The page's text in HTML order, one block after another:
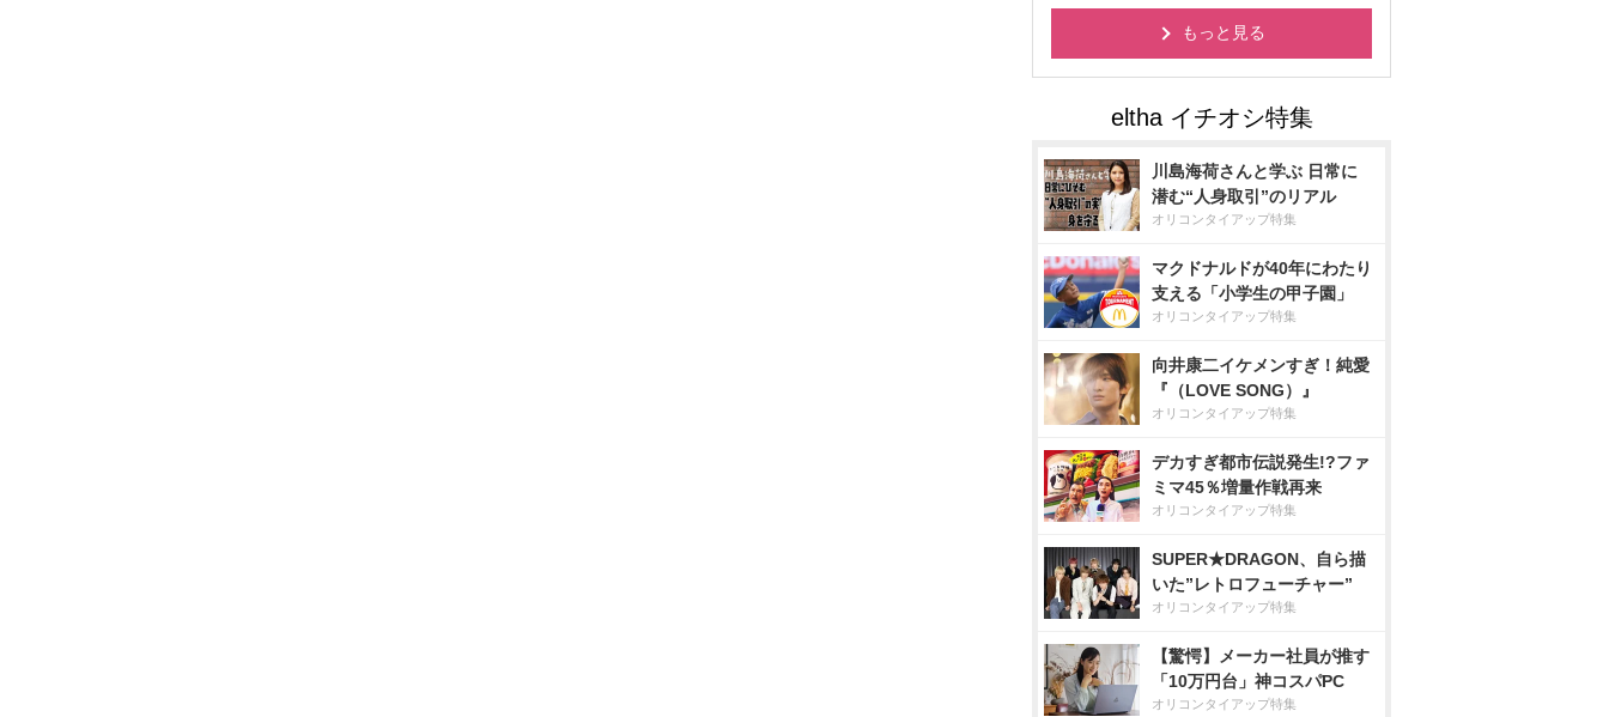
もっと見る
川島海荷さんと学ぶ 日常に
潜む“人身取引”のリアル
オリコンタイアップ特集
マクドナルドが40年にわたり
支える「小学生の甲子園」
オリコンタイアップ特集
向井康二イケメンすぎ！純愛
『（LOVE SONG）』
オリコンタイアップ特集
デカすぎ都市伝説発生!?ファ
ミマ45％増量作戦再来
オリコンタイアップ特集
SUPER★DRAGON、自ら描
いた”レトロフューチャー”
オリコンタイアップ特集
【驚愕】メーカー社員が推す
「10万円台」神コスパPC
オリコンタイアップ特集